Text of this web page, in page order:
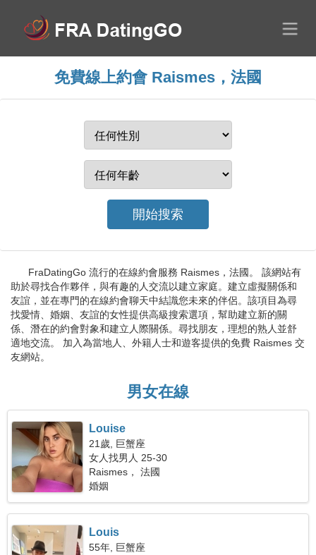
免費線上約會 Raismes，法國
FraDatingGo 流行的在線約會服務 Raismes，法國。 該網站有
助於尋找合作夥伴，與有趣的人交流以建立家庭。建立虛擬關係和
友誼，並在專門的在線約會聊天中結識您未來的伴侶。該項目為尋
找愛情、婚姻、友誼的女性提供高級搜索選項，幫助建立新的關
係、潛在的約會對象和建立人際關係。尋找朋友，理想的熟人並舒
適地交流。 加入為當地人、外籍人士和遊客提供的免費 Raismes 交
友網站。
男女在線
Louise
21歲, 巨蟹座
女人找男人 25-30
Raismes， 法國
婚姻
Louis
55年, 巨蟹座